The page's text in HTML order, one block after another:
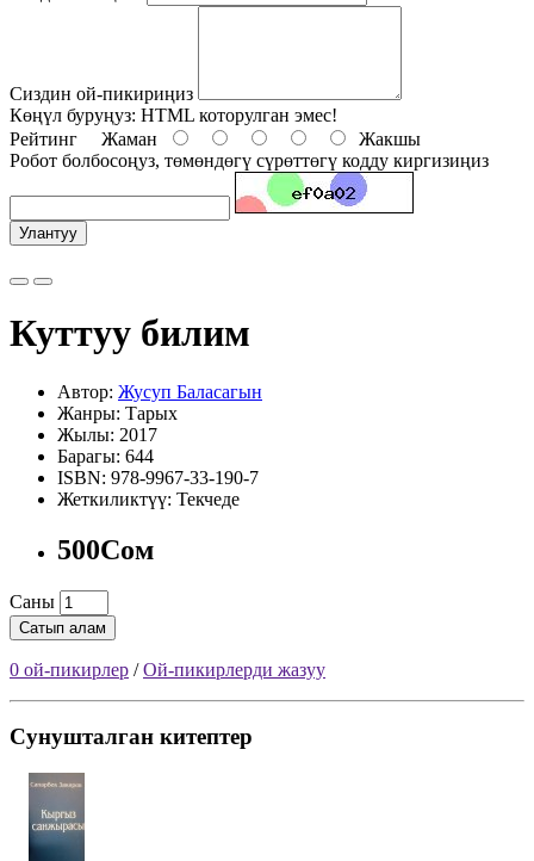
Сиздин ой-пикириңиз
Көңүл буруңуз: HTML которулган эмес!
Рейтинг Жаман
Жакшы
Робот болбосоңуз, төмөндөгү сүрөттөгү кодду киргизиңиз
Улантуу
Куттуу билим
Автор: Жусуп Баласагын
Жанры: Тарых
Жылы: 2017
Барагы: 644
ISBN: 978-9967-33-190-7
Жеткиликтүү: Текчеде
500Сом
Саны
Сатып алам
0 ой-пикирлер /Ой-пикирлерди жазуу
Сунушталган китептер